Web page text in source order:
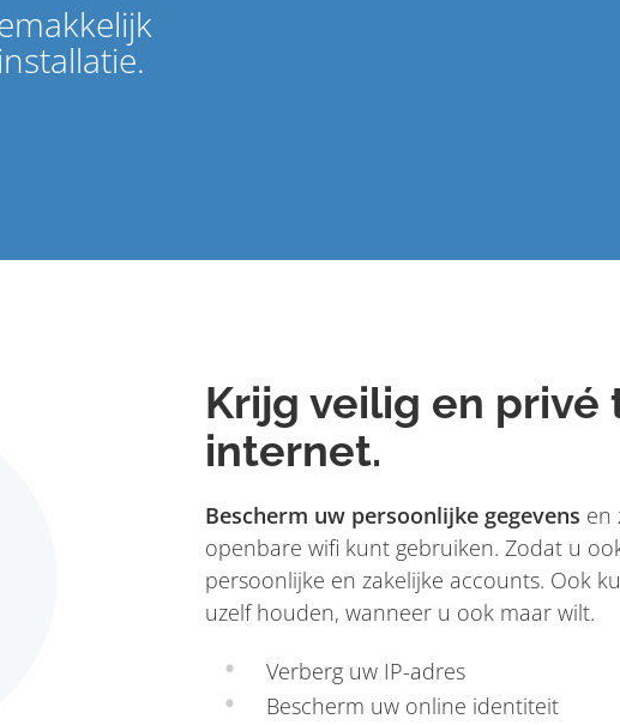
Krijg veilig en
internet.
Bescherm uw persoonlijke gegevens en
openbare wifi kunt gebruiken. Zodat u
persoonlijke en zakelijke accounts. Ook
uzelf houden, wanneer u ook maar wilt.
Verberg uw IP-adres
Bescherm uw online identiteit